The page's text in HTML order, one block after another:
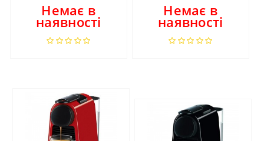
Немає в
наявності
Немає в
наявності